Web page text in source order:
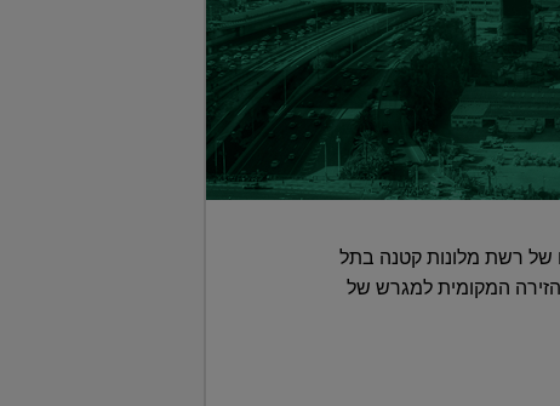
של רשת מלונות קטנה בתל
רכישת 5% מדסק"ש מעבירה אותו מהזירה המקומית למגרש של